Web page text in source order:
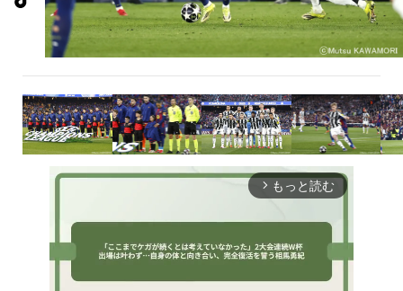
arrow_forward_ios もっと読む